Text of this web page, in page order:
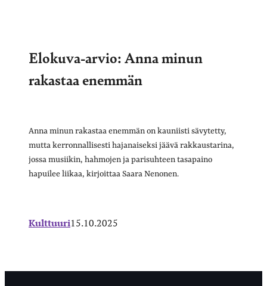
Elokuva-arvio: Anna minun
rakastaa enemmän
Anna minun rakastaa enemmän on kauniisti sävytetty,
mutta kerronnallisesti hajanaiseksi jäävä rakkaustarina,
jossa musiikin, hahmojen ja parisuhteen tasapaino
hapuilee liikaa, kirjoittaa Saara Nenonen.
Kulttuuri15.10.2025